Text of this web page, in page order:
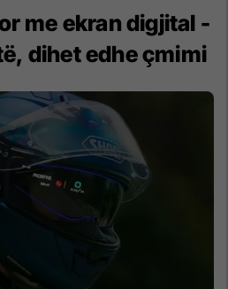
me ekran digjital -
dihet edhe çmimi